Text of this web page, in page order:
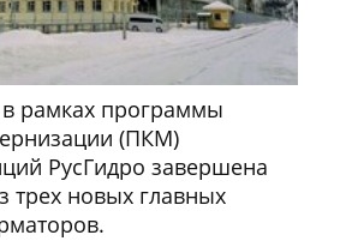
рамках программы
(ПКМ)
РусГидро завершена
трех новых главных